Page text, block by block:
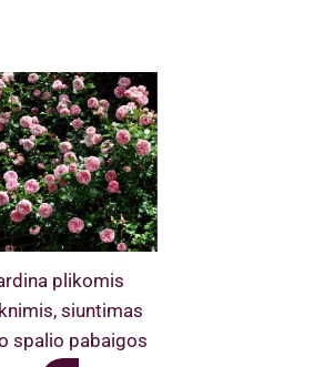
plikomis
siuntimas
spalio pabaigos